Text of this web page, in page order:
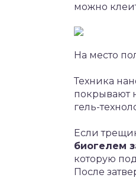
можно
На место
Техника
покрывают
гель-
Если
биогелем
которую
После